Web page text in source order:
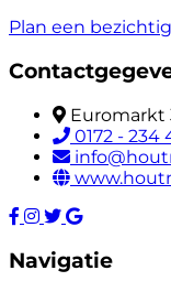
Plan een
Euromarkt
0172 - 234
Navigatie